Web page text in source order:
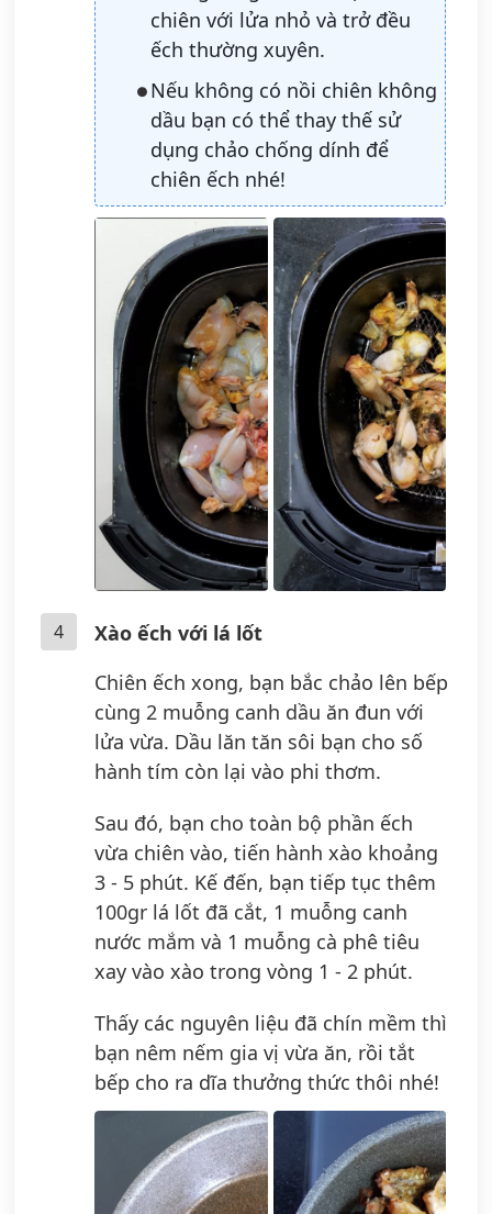
chiên với lửa nhỏ và trở đều
ếch thường xuyên.
Nếu không có nồi chiên không
dầu bạn có thể thay thế sử
dụng chảo chống dính để
chiên ếch nhé!
4
Xào ếch với lá lốt
Chiên ếch xong, bạn bắc chảo lên bếp
cùng 2 muỗng canh dầu ăn đun với
lửa vừa. Dầu lăn tăn sôi bạn cho số
hành tím còn lại vào phi thơm.
Sau đó, bạn cho toàn bộ phần ếch
vừa chiên vào, tiến hành xào khoảng
3 - 5 phút. Kế đến, bạn tiếp tục thêm
100gr lá lốt đã cắt, 1 muỗng canh
nước mắm và 1 muỗng cà phê tiêu
xay vào xào trong vòng 1 - 2 phút.
Thấy các nguyên liệu đã chín mềm thì
bạn nêm nếm gia vị vừa ăn, rồi tắt
bếp cho ra dĩa thưởng thức thôi nhé!